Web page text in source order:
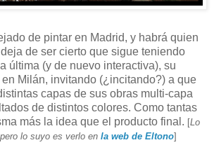
de pintar en Madrid, y habrá quien
de ser cierto que sigue teniendo
última (y de nuevo interactiva), su
en Milán, invitando (¿incitando?) a que
capas de sus obras multi-capa
de distintos colores. Como tantas
más la idea que el producto final. [Lo
lo suyo es verlo en la web de Eltono]